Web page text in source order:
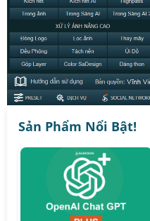
Sản Phẩm Nổi Bật!